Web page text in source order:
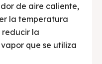
de aire caliente,
la temperatura
la
que se utiliza